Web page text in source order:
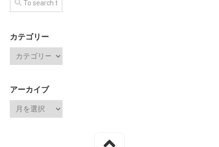
カテゴリー
アーカイブ